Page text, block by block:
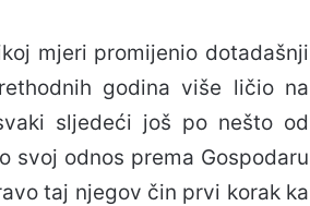
mjeri promijenio dotadašnji
godina više ličio na
sljedeći još po nešto od
svoj odnos prema Gospodaru
taj njegov čin prvi korak ka